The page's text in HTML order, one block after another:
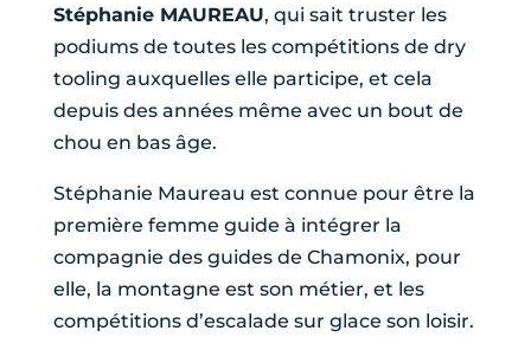
Stéphanie MAUREAU, qui sait truster les
podiums de toutes les compétitions de dry
tooling auxquelles elle participe, et cela
depuis des années même avec un bout de
chou en bas âge.
Stéphanie Maureau est connue pour être la
première femme guide à intégrer la
compagnie des guides de Chamonix, pour
elle, la montagne est son métier, et les
compétitions d’escalade sur glace son loisir.